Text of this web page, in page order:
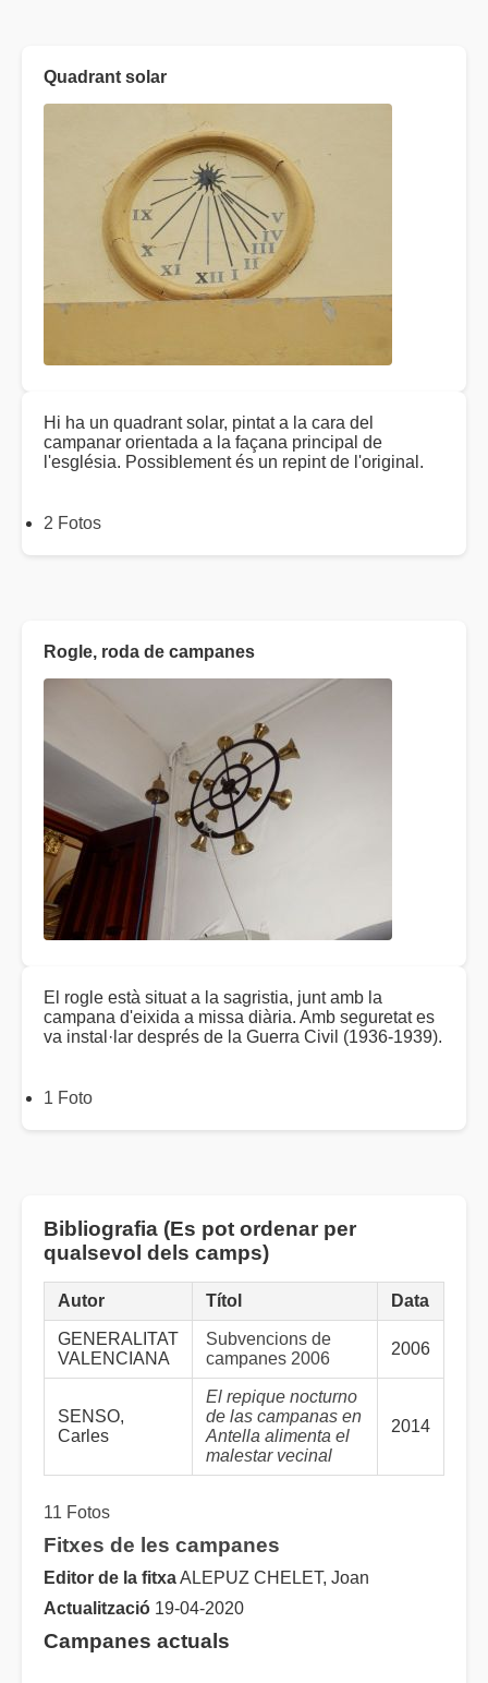
Quadrant solar
Hi ha un quadrant solar, pintat a la cara del
campanar orientada a la façana principal de
l'església. Possiblement és un repint de l'original.
2 Fotos
Rogle, roda de campanes
El rogle està situat a la sagristia, junt amb la
campana d'eixida a missa diària. Amb seguretat es
va instal·lar després de la Guerra Civil (1936-1939).
1 Foto
Bibliografia (Es pot ordenar per
qualsevol dels camps)
Autor Títol Data
GENERALITAT
VALENCIANA
Subvencions de
campanes 2006
2006
SENSO,
Carles
El repique nocturno
de las campanas en
Antella alimenta el
malestar vecinal
2014
11 Fotos
Fitxes de les campanes
Editor de la fitxaALEPUZ CHELET, Joan
Actualització 19-04-2020
Campanes actuals